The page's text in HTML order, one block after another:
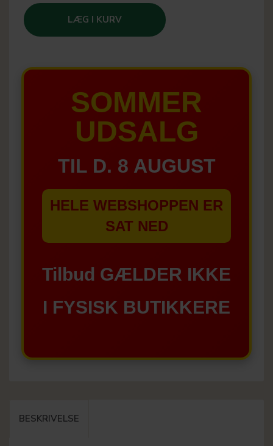
LÆG I KURV
SOMMER
UDSALG
TIL D. 8 AUGUST
HELE WEBSHOPPEN ER
SAT NED
Tilbud GÆLDER IKKE
I FYSISK BUTIKKERE
BESKRIVELSE